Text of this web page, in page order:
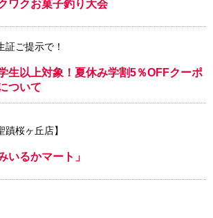
ワクお菓子釣り大会
証ご提示で！
生以上対象！夏休み学割5％OFFクーポ
ついて
蹟桜ヶ丘店】
いるかマート」